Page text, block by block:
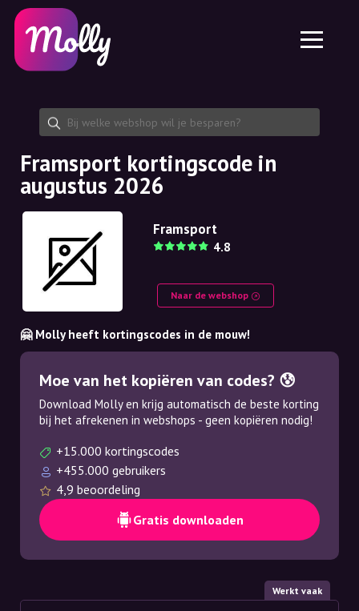
Huidverzorging
Haarverzorging
Kortingscode delen
Functies
Jobs
Over ons
Samenwerking
Platform
Molly voor iPhone en iPad
Molly voor Android
NL
EN
NO
NL
Framsport kortingscode in
augustus 2026
Framsport
4.8
Naar de webshop
🤗 Molly heeft kortingscodes in de mouw!
Moe van het kopiëren van codes? 😰
Download Molly en krijg automatisch de beste korting
bij het afrekenen in webshops - geen kopiëren nodig!
+15.000 kortingscodes
+455.000 gebruikers
4,9 beoordeling
Gratis downloaden
Werkt vaak